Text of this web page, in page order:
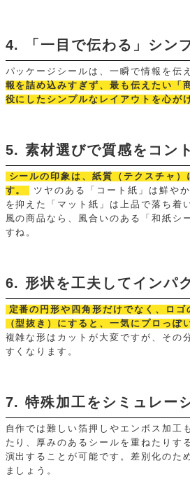
4. 「一目で伝わる」シン
パッケージシールは、一瞬で情報を伝
報を詰め込みすぎず、最も伝えたい「
役にしたシンプルなレイアウトを心が
5. 素材選びで質感をコン
シールの印象は、紙質（テクスチャ）
す。
ツヤのある「コート紙」は鮮や
を抑えた「マット紙」は上品で落ち着
風の商品なら、風合いのある「和紙シ
すね。
6. 形状を工夫してインパ
定番の円形や四角形だけでなく、ロゴ
（型抜き）にすると、一気にプロっぽ
複雑な形はカットが大変ですが、その
すくなります。
7. 特殊加工をシミュレー
自作では難しい箔押しやエンボス加工
たり、厚みのあるシールを重ねたりす
演出することが可能です。差別化のた
ましょう。